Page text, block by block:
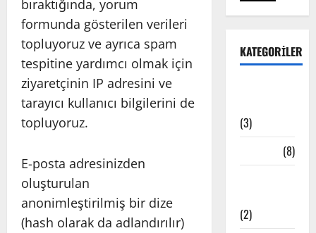
bıraktığında, yorum
formunda gösterilen verileri
topluyoruz ve ayrıca spam
tespitine yardımcı olmak için
ziyaretçinin IP adresini ve
tarayıcı kullanıcı bilgilerini de
topluyoruz.
E-posta adresinizden
oluşturulan
anonimleştirilmiş bir dize
(hash olarak da adlandırılır)
KATEGORILER
(3)
(8)
(2)